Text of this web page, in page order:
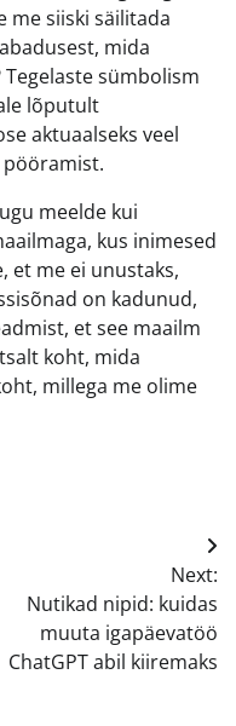
me siiski säilitada
mida
sümbolism
lõputult
aktuaalseks veel
pööramist.
meelde kui
kus inimesed
et me ei unustaks,
on kadunud,
et see maailm
koht, mida
millega me olime
Next:
Nutikad nipid: kuidas
muuta igapäevatöö
ChatGPT abil kiiremaks